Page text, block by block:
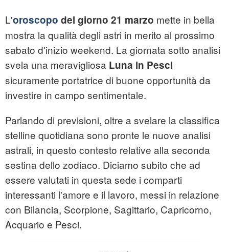
L'oroscopo del giorno 21 marzo mette in bella
mostra la qualità degli astri in merito al prossimo
sabato d'inizio weekend. La giornata sotto analisi
svela una meravigliosa Luna in Pesci
sicuramente portatrice di buone opportunità da
investire in campo sentimentale.
Parlando di previsioni, oltre a svelare la classifica
stelline quotidiana sono pronte le nuove analisi
astrali, in questo contesto relative alla seconda
sestina dello zodiaco. Diciamo subito che ad
essere valutati in questa sede i comparti
interessanti l'amore e il lavoro, messi in relazione
con Bilancia, Scorpione, Sagittario, Capricorno,
Acquario e Pesci.